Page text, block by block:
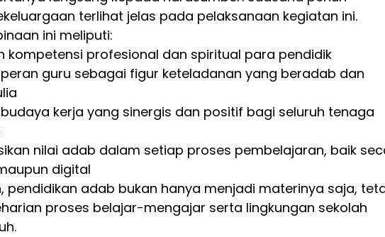
terlihat jelas pada pelaksanaan kegiatan ini.
ini meliputi:
kompetensi profesional dan spiritual para pendidik
guru sebagai figur keteladanan yang beradab dan
kerja yang sinergis dan positif bagi seluruh tenaga
nilai adab dalam setiap proses pembelajaran, baik
digital
pendidikan adab bukan hanya menjadi materinya saja,
proses belajar-mengajar serta lingkungan sekolah